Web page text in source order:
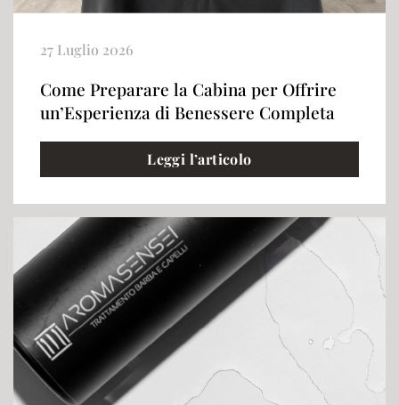
27 Luglio 2026
Come Preparare la Cabina per Offrire
un’Esperienza di Benessere Completa
Leggi l’articolo